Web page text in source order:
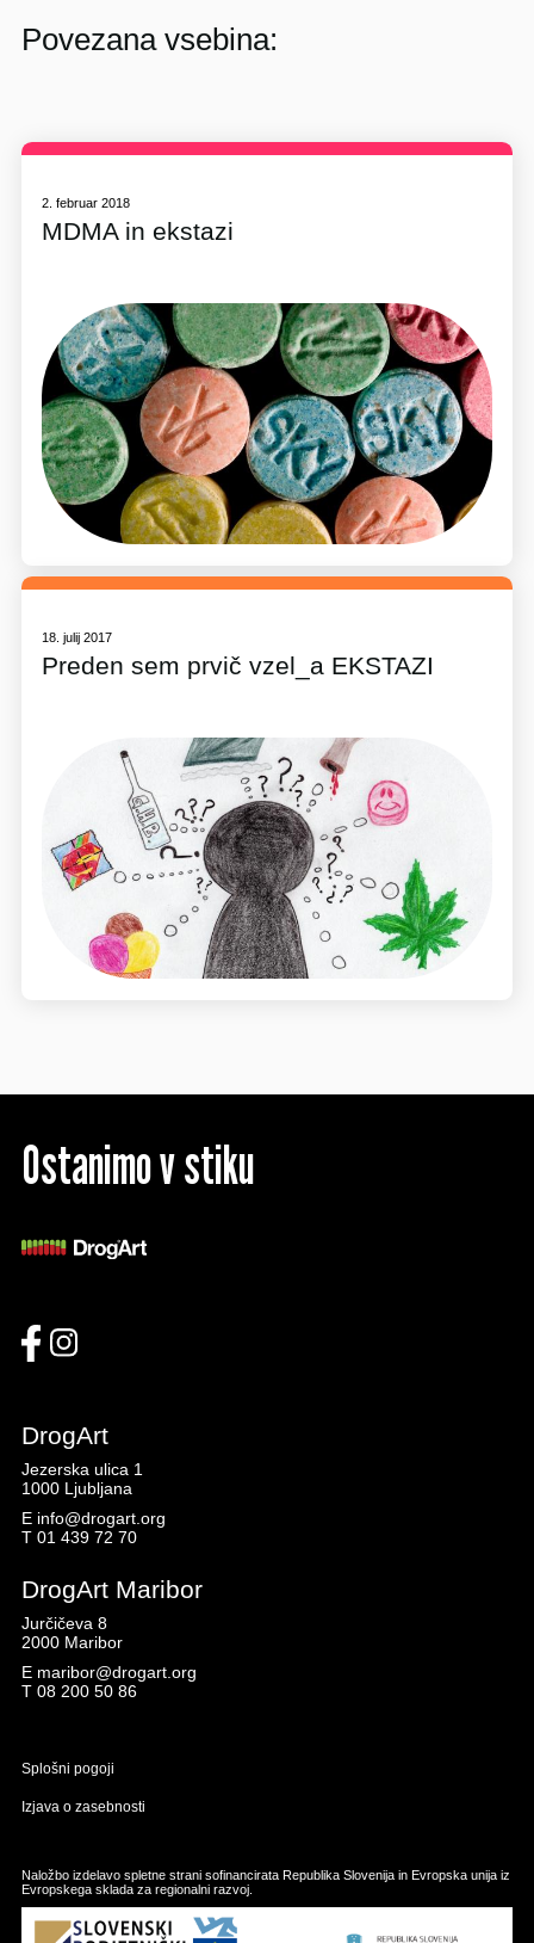
Povezana vsebina:
2. februar 2018
MDMA in ekstazi
18. julij 2017
Preden sem prvič vzel_a EKSTAZI
Ostanimo v stiku
DrogArt
Jezerska ulica 1
1000 Ljubljana
E info@drogart.org
T 01 439 72 70
DrogArt Maribor
Jurčičeva 8
2000 Maribor
E maribor@drogart.org
T 08 200 50 86
Splošni pogoji
Izjava o zasebnosti
Naložbo izdelavo spletne strani sofinancirata Republika Slovenija in Evropska unija iz
Evropskega sklada za regionalni razvoj.